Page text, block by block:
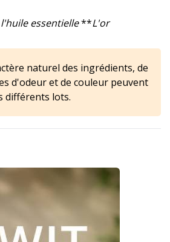
essentielle**L'or
naturel des ingrédients, de
d'odeur et de couleur peuvent
différents lots.